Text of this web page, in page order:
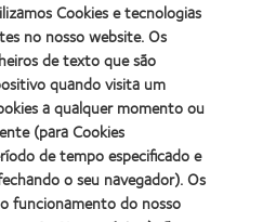
(2013)2011
Best
Factory
Awards
(2011)
Learn
more
about
2012
Manufacturing
Leadership
100
Learn
more
Cookies e tecnologias
no nosso website. Os
de texto que são
quando visita um
a qualquer momento ou
(para Cookies
de tempo especificado e
o seu navegador). Os
funcionamento do nosso